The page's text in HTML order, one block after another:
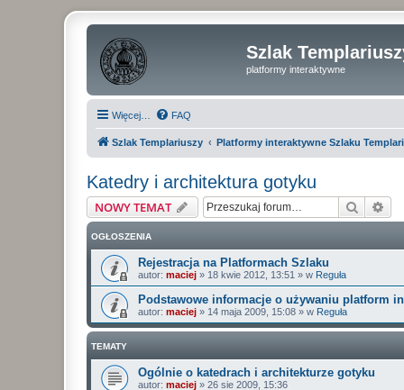
Szlak
platformy interaktywne
Więcej… FAQ
Szlak Templariuszy Platformy interaktywne Szlaku
Katedry i architektura gotyku
NOWY TEMAT Szukaj
OGŁOSZENIA
Rejestracja na Platformach Szlaku
autor: maciej » 18 kwie 2012, 13:51 » w Reguła
Podstawowe informacje o używaniu platform
autor: maciej » 14 maja 2009, 15:08 » w Reguła
TEMATY
Ogólnie o katedrach i architekturze gotyku
autor: maciej » 26 sie 2009, 15:36